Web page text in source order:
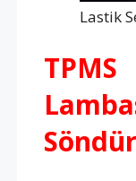
Lastik